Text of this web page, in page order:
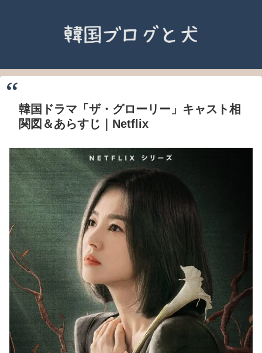
韓国ドラマ「ザ・グローリー」キャスト相
関図＆あらすじ｜Netflix